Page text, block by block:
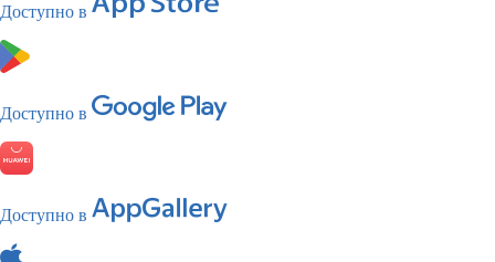
Доступно в
Доступно в
Доступно в